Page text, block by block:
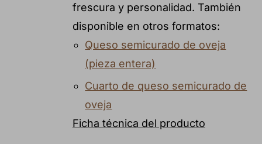
frescura y personalidad. También
disponible en otros formatos:
Queso semicurado de oveja
(pieza entera)
Cuarto de queso semicurado de
oveja
Ficha técnica del producto